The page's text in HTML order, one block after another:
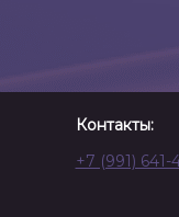
Контакты:
+7 (991) 641-